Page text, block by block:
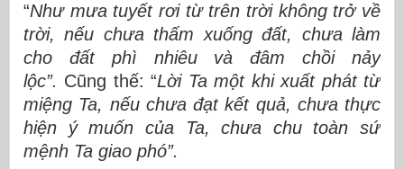
“Như mưa tuyết rơi từ trên trời không trở về
trời, nếu chưa thấm xuống đất, chưa làm
cho đất phì nhiêu và đâm chồi nảy
lộc”. Cũng thế: “Lời Ta một khi xuất phát từ
miệng Ta, nếu chưa đạt kết quả, chưa thực
hiện ý muốn của Ta, chưa chu toàn sứ
mệnh Ta giao phó”.